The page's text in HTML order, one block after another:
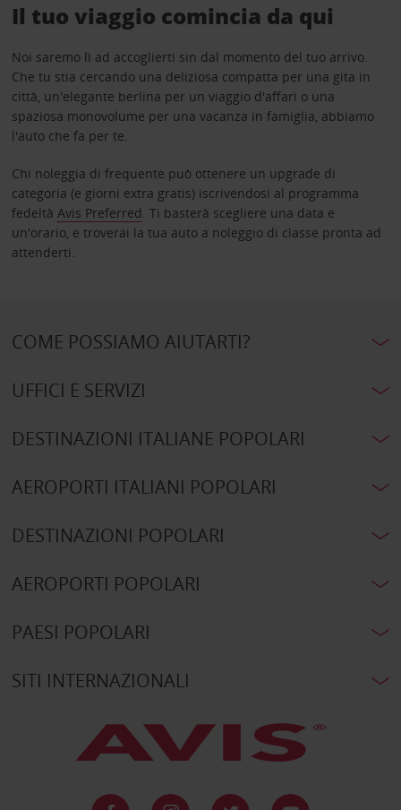
Il tuo viaggio comincia da qui
Noi saremo lì ad accoglierti sin dal momento del tuo arrivo.
Che tu stia cercando una deliziosa compatta per una gita in
città, un'elegante berlina per un viaggio d'affari o una
spaziosa monovolume per una vacanza in famiglia, abbiamo
l'auto che fa per te.
Chi noleggia di frequente può ottenere un upgrade di
categoria (e giorni extra gratis) iscrivendosi al programma
fedeltà Avis Preferred. Ti basterà scegliere una data e
un'orario, e troverai la tua auto a noleggio di classe pronta ad
attenderti.
COME POSSIAMO AIUTARTI?
UFFICI E SERVIZI
DESTINAZIONI ITALIANE POPOLARI
AEROPORTI ITALIANI POPOLARI
DESTINAZIONI POPOLARI
AEROPORTI POPOLARI
PAESI POPOLARI
SITI INTERNAZIONALI